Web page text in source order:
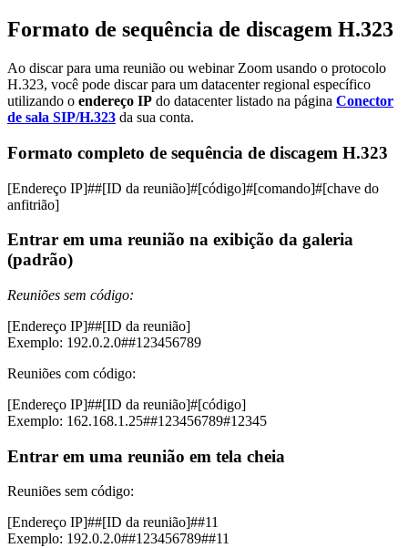
Formato de sequência de discagem H.323
Ao discar para uma reunião ou webinar Zoom usando o protocolo
H.323, você pode discar para um datacenter regional específico
utilizando o endereço IP do datacenter listado na página Conector
de sala SIP/H.323 da sua conta.
Formato completo de sequência de discagem H.323
[Endereço IP]##[ID da reunião]#[código]#[comando]#[chave do
anfitrião]
Entrar em uma reunião na exibição da galeria
(padrão)
Reuniões sem código:
[Endereço IP]##[ID da reunião]
Exemplo: 192.0.2.0##123456789
Reuniões com código:
[Endereço IP]##[ID da reunião]#[código]
Exemplo: 162.168.1.25##123456789#12345
Entrar em uma reunião em tela cheia
Reuniões sem código:
[Endereço IP]##[ID da reunião]##11
Exemplo: 192.0.2.0##123456789##11